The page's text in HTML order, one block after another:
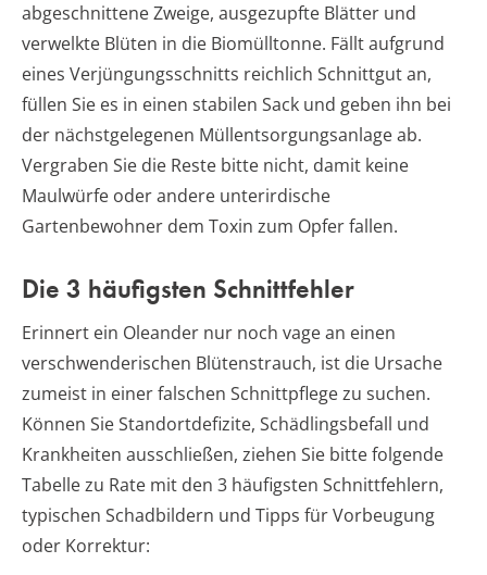
abgeschnittene Zweige, ausgezupfte Blätter und
verwelkte Blüten in die Biomülltonne. Fällt aufgrund
eines Verjüngungsschnitts reichlich Schnittgut an,
füllen Sie es in einen stabilen Sack und geben ihn bei
der nächstgelegenen Müllentsorgungsanlage ab.
Vergraben Sie die Reste bitte nicht, damit keine
Maulwürfe oder andere unterirdische
Gartenbewohner dem Toxin zum Opfer fallen.
Die 3 häufigsten Schnittfehler
Erinnert ein Oleander nur noch vage an einen
verschwenderischen Blütenstrauch, ist die Ursache
zumeist in einer falschen Schnittpflege zu suchen.
Können Sie Standortdefizite, Schädlingsbefall und
Krankheiten ausschließen, ziehen Sie bitte folgende
Tabelle zu Rate mit den 3 häufigsten Schnittfehlern,
typischen Schadbildern und Tipps für Vorbeugung
oder Korrektur: